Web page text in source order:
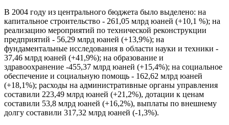
В 2004 году из центрального бюджета было выделено: на
капитальное строительство - 261,05 млрд юаней (+10,1 %); на
реализацию мероприятий по технической реконструкции
предприятий - 56,29 млрд юаней (+13,9%); на
фундаментальные исследования в области науки и техники -
37,46 млрд юаней (+41,9%); на образование и
здравоохранение -455,37 млрд юаней (+15,4%); на социальное
обеспечение и социальную помощь - 162,62 млрд юаней
(+18,1%); расходы на административные органы управления
составили 223,49 млрд юаней (+21,2%), дотации к ценам
составили 53,8 млрд юаней (+16,2%), выплаты по внешнему
долгу составили 317,32 млрд юаней (-1,3%).